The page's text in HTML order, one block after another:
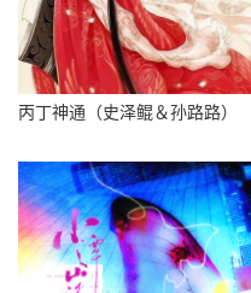
丙丁神通（史泽鲲＆孙路路）